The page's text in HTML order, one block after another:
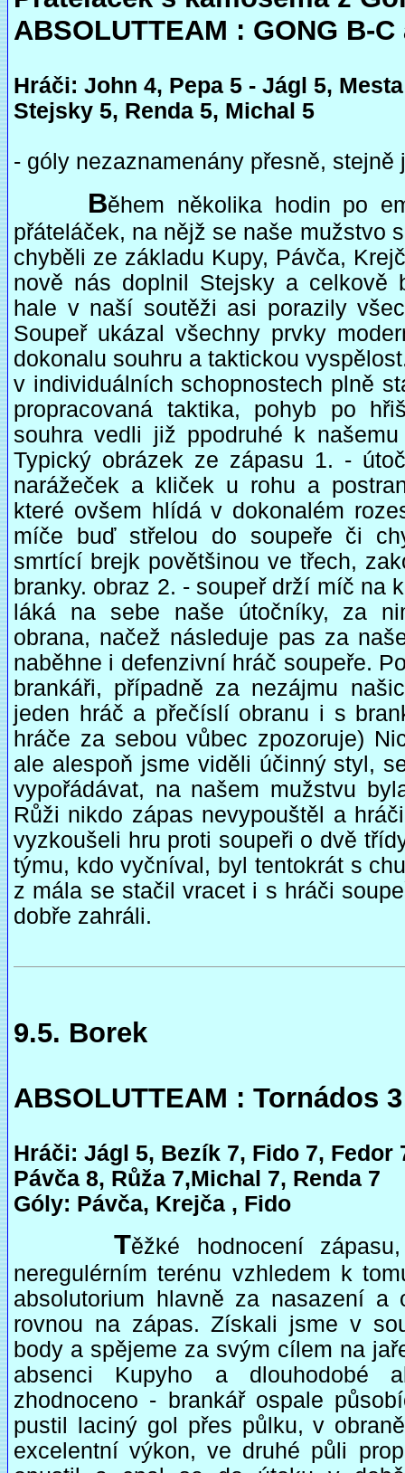
ABSOLUTTEAM : GONG B-
Hráči: John 4, Pepa 5 - Jágl 5,
Stejsky 5, Renda 5, Michal 5
- góly nezaznamenány přesně,
Během několika hodin po
přáteláček, na nějž se naše mužstvo
chyběli ze základu Kupy, Pávča,
nově nás doplnil Stejsky a celkově
hale v naší soutěži asi porazily
Soupeř ukázal všechny prvky
dokonalu souhru a taktickou
v individuálních schopnostech plně
propracovaná taktika, pohyb po
souhra vedli již ppodruhé k
Typický obrázek ze zápasu 1. -
narážeček a kliček u rohu a
které ovšem hlídá v dokonalém
míče buď střelou do soupeře či
smrtící brejk povětšinou ve třech,
branky. obraz 2. - soupeř drží míč na
láká na sebe naše útočníky, za
obrana, načež následuje pas za
naběhne i defenzivní hráč soupeře.
brankáři, případně za nezájmu
jeden hráč a přečíslí obranu i s
hráče za sebou vůbec zpozoruje)
ale alespoň jsme viděli účinný styl,
vypořádávat, na našem mužstvu
Růži nikdo zápas nevypouštěl a
vyzkoušeli hru proti soupeři o dvě
týmu, kdo vyčníval, byl tentokrát s
z mála se stačil vracet i s hráči
dobře zahráli.
9.5. Borek
ABSOLUTTEAM : Tornádos
Hráči: Jágl 5, Bezík 7, Fido 7, Fedor
Pávča 8, Růža 7,Michal 7, Renda 7
Góly: Pávča, Krejča , Fido
Těžké hodnocení
neregulérním terénu vzhledem k
absolutorium hlavně za nasazení a
rovnou na zápas. Získali jsme v
body a spějeme za svým cílem na
absenci Kupyho a dlouhodobé
zhodnoceno - brankář ospale
pustil laciný gol přes půlku, v
excelentní výkon, ve druhé půli